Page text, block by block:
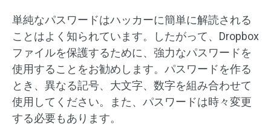
単純なパスワードはハッカーに簡単に解読される
ことはよく知られています。したがって、Dropbox
ファイルを保護するために、強力なパスワードを
使用することをお勧めします。パスワードを作る
とき、異なる記号、大文字、数字を組み合わせて
使用してください。また、パスワードは時々変更
する必要もあります。